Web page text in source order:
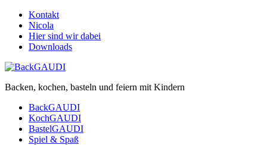
Kontakt
Nicola
Hier sind wir dabei
Downloads
Backen, kochen, basteln und feiern mit Kindern
BackGAUDI
KochGAUDI
BastelGAUDI
Spiel & Spaß